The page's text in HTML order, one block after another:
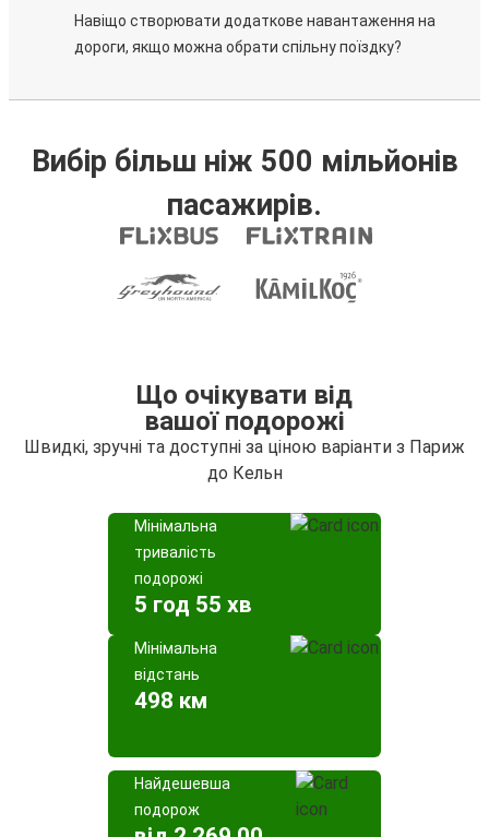
Навіщо створювати додаткове навантаження на
дороги, якщо можна обрати спільну поїздку?
Вибір більш ніж 500 мільйонів
пасажирів.
Що очікувати від
вашої подорожі
Швидкі, зручні та доступні за ціною варіанти з Париж
до Кельн
Мінімальна
тривалість
подорожі
5 год 55 хв
Мінімальна
відстань
498 км
Найдешевша
подорож